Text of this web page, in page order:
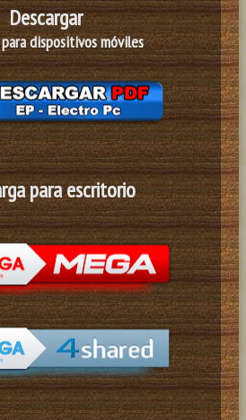
Descargar
para dispositivosmóviles
para escritorio